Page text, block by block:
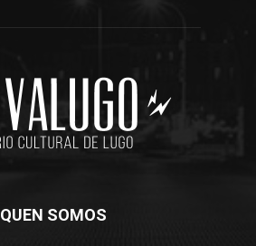
QUEN SOMOS